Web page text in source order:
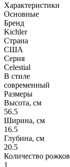
Характеристики
Основные
Бренд
Kichler
Страна
США
Серия
Celestial
В стиле
современный
Размеры
Высота, см
56.5
Ширина, см
16.5
Глубина, см
20.5
Количество рожков
1